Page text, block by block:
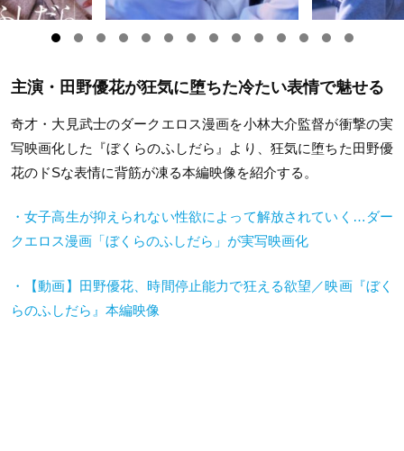
主演・田野優花が狂気に堕ちた冷たい表情で魅せる
奇才・大見武士のダークエロス漫画を小林大介監督が衝撃の実
写映画化した『ぼくらのふしだら』より、狂気に堕ちた田野優
花のドSな表情に背筋が凍る本編映像を紹介する。
・女子高生が抑えられない性欲によって解放されていく…ダー
クエロス漫画「ぼくらのふしだら」が実写映画化
・【動画】田野優花、時間停止能力で狂える欲望／映画『ぼく
らのふしだら』本編映像